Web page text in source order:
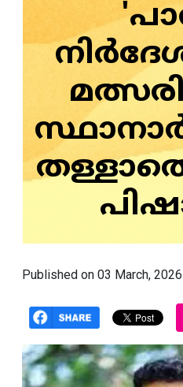
Published on 03 March, 2026